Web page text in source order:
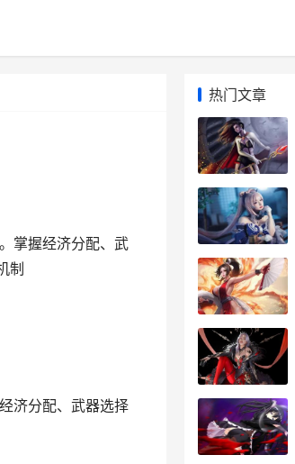
掌握经济分配、武
制
济分配、武器选择
热门文章